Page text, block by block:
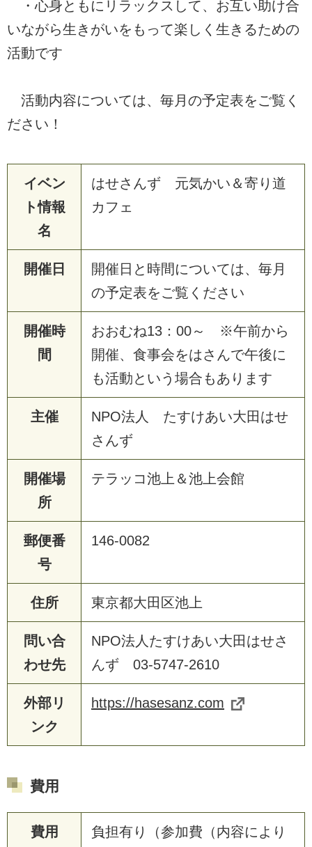
・心身ともにリラックスして、お互い助け合
いながら生きがいをもって楽しく生きるための
活動です
活動内容については、毎月の予定表をご覧く
ださい！
イベン
ト情報
名
はせさんず 元気かい＆寄り道
カフェ
開催日
開催日と時間については、毎月
の予定表をご覧ください
開催時
間
おおむね13：00～ ※午前から
開催、食事会をはさんで午後に
も活動という場合もあります
主催
NPO法人 たすけあい大田はせ
さんず
開催場
所
テラッコ池上＆池上会館
郵便番
号
146-0082
住所 東京都大田区池上
問い合
わせ先
NPO法人たすけあい大田はせさ
んず 03-5747-2610
外部リ
ンク
https://hasesanz.com
費用
費用
負担有り（参加費（内容により